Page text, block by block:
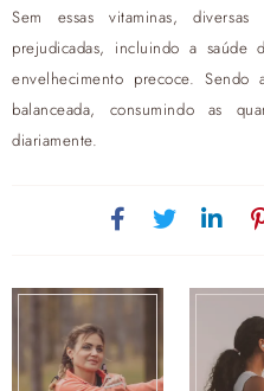
Sem essas vitaminas,
prejudicadas, incluindo a
envelhecimento precoce. Sendo
balanceada, consumindo as
diariamente.